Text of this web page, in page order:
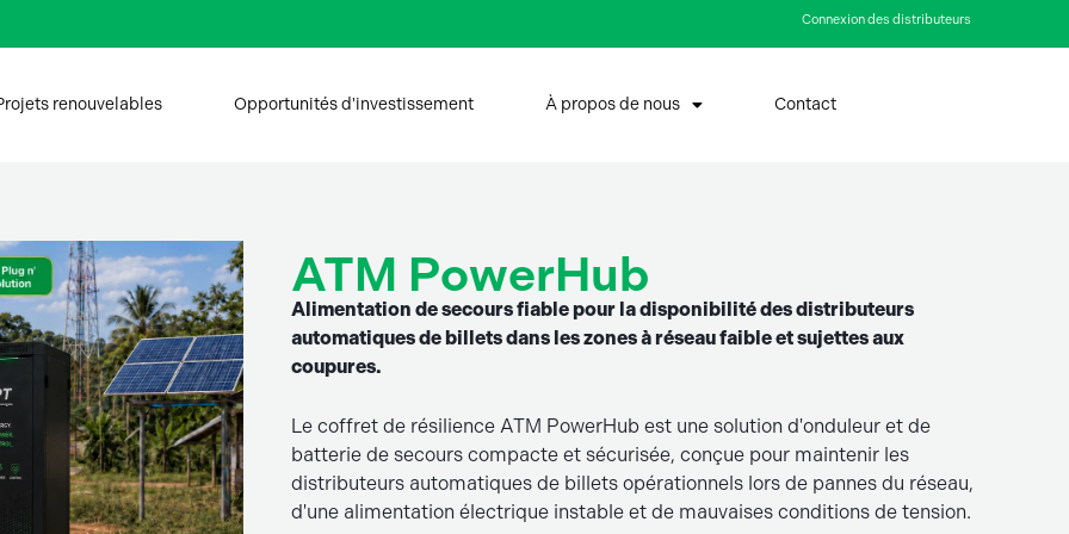
Connexion des distributeurs
renouvelables Opportunités d'investissement À propos de nous Contact
ATM PowerHub
Alimentation de secours fiable pour la disponibilité des distributeurs
automatiques de billets dans les zones à réseau faible et sujettes aux
coupures.
Le coffret de résilience ATM PowerHub est une solution d'onduleur et de
batterie de secours compacte et sécurisée, conçue pour maintenir les
distributeurs automatiques de billets opérationnels lors de pannes du réseau,
d'une alimentation électrique instable et de mauvaises conditions de tension.